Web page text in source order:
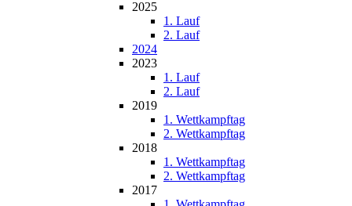
2025
1. Lauf
2. Lauf
2024
2023
1. Lauf
2. Lauf
2019
1. Wettkampftag
2. Wettkampftag
2018
1. Wettkampftag
2. Wettkampftag
2017